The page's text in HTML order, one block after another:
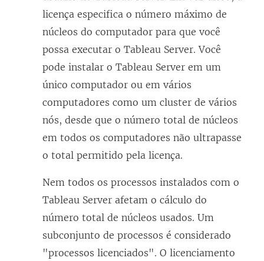
licença especifica o número máximo de
núcleos do computador para que você
possa executar o Tableau Server. Você
pode instalar o Tableau Server em um
único computador ou em vários
computadores como um cluster de vários
nós, desde que o número total de núcleos
em todos os computadores não ultrapasse
o total permitido pela licença.
Nem todos os processos instalados com o
Tableau Server afetam o cálculo do
número total de núcleos usados. Um
subconjunto de processos é considerado
"processos licenciados". O licenciamento